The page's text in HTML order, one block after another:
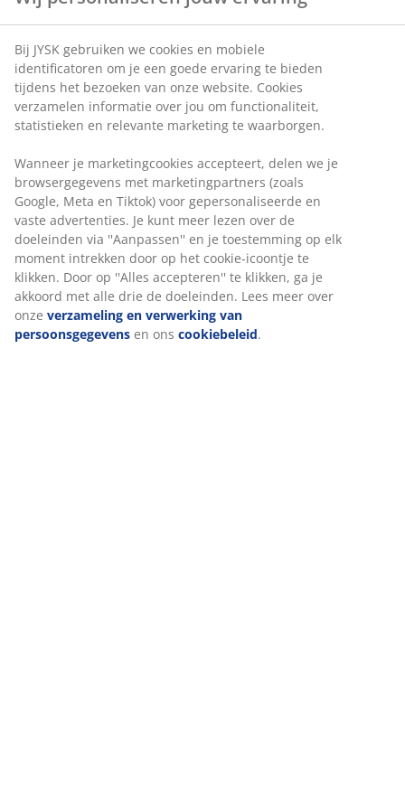
Bij JYSK gebruiken we cookies en mobiele
identificatoren om je een goede ervaring te bieden
tijdens het bezoeken van onze website. Cookies
verzamelen informatie over jou om functionaliteit,
statistieken en relevante marketing te waarborgen.
Wanneer je marketingcookies accepteert, delen we je
browsergegevens met marketingpartners (zoals
Google, Meta en Tiktok) voor gepersonaliseerde en
vaste advertenties. Je kunt meer lezen over de
doeleinden via ''Aanpassen'' en je toestemming op elk
moment intrekken door op het cookie-icoontje te
klikken. Door op ''Alles accepteren'' te klikken, ga je
akkoord met alle drie de doeleinden. Lees meer over
onze verzameling en verwerking van
persoonsgegevens en ons cookiebeleid.